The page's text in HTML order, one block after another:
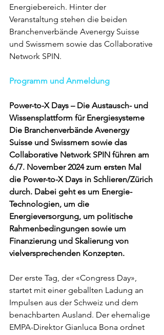
Energiebereich. Hinter der
Veranstaltung stehen die beiden
Branchenverbände Avenergy Suisse
und Swissmem sowie das Collaborative
Network SPIN.
Programm und Anmeldung
Power-to-X Days – Die Austausch- und
Wissensplattform für Energiesysteme
Die Branchenverbände Avenergy
Suisse und Swissmem sowie das
Collaborative Network SPIN führen am
6./7. November 2024 zum ersten Mal
die Power-to-X Days in Schlieren/Zürich
durch. Dabei geht es um Energie-
Technologien, um die
Energieversorgung, um politische
Rahmenbedingungen sowie um
Finanzierung und Skalierung von
vielversprechenden Konzepten.
Der erste Tag, der «Congress Day»,
startet mit einer geballten Ladung an
Impulsen aus der Schweiz und dem
benachbarten Ausland. Der ehemalige
EMPA-Direktor Gianluca Bona ordnet